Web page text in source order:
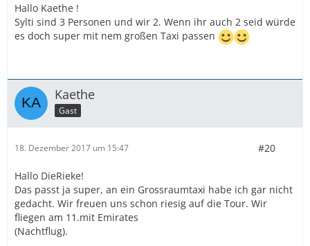
Hallo Kaethe !
Sylti sind 3 Personen und wir 2. Wenn ihr auch 2 seid würde
es doch super mit nem großen Taxi passen
Kaethe
Gast
18. Dezember 2017 um 15:47 #20
Hallo DieRieke!
Das passt ja super, an ein Grossraumtaxi habe ich gar nicht
gedacht. Wir freuen uns schon riesig auf die Tour. Wir
fliegen am 11.mit Emirates
(Nachtflug).